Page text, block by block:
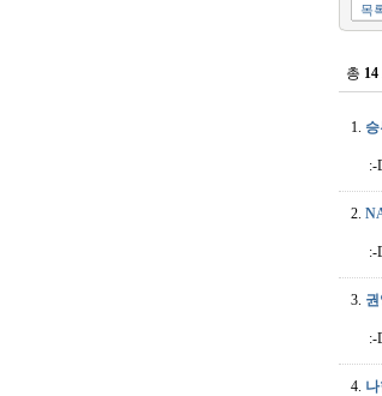
목
총 14
1.
:-
2.
:-
3.
:-
4.